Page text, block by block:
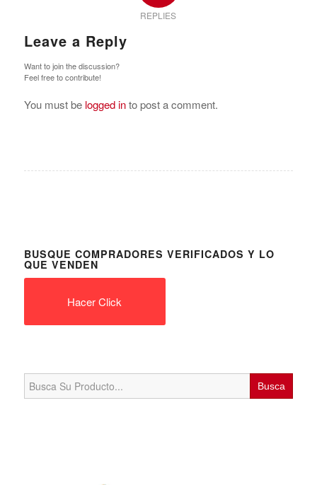
REPLIES
Leave a Reply
Want to join the discussion?
Feel free to contribute!
You must be logged into post a comment.
BUSQUE COMPRADORES VERIFICADOS Y LO
QUE VENDEN
Hacer Click
Search
for: